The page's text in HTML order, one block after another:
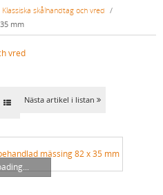
MERA
& OLJOR
CYLINDER
Klassiska skålhandtag och vred /
mm
Nästa artikel i listan